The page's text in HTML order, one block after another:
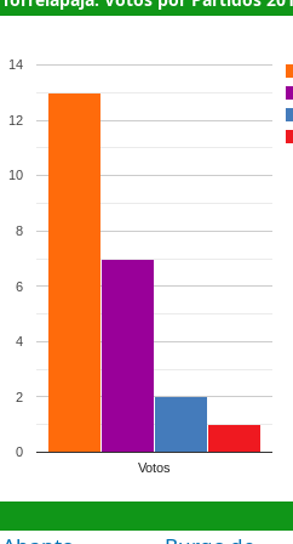
Votos
0
2
4
6
8
10
12
14